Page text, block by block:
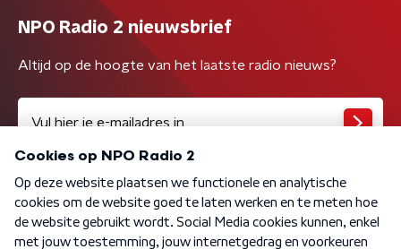
NPO Radio 2 nieuwsbrief
Altijd op de hoogte van het laatste radio nieuws?
Algemene voorwaarden